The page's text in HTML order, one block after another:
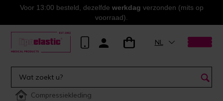
Voor 13:00 besteld, dezelfde werkdag verzonden (mits op
voorraad).
NL
Compressiekleding